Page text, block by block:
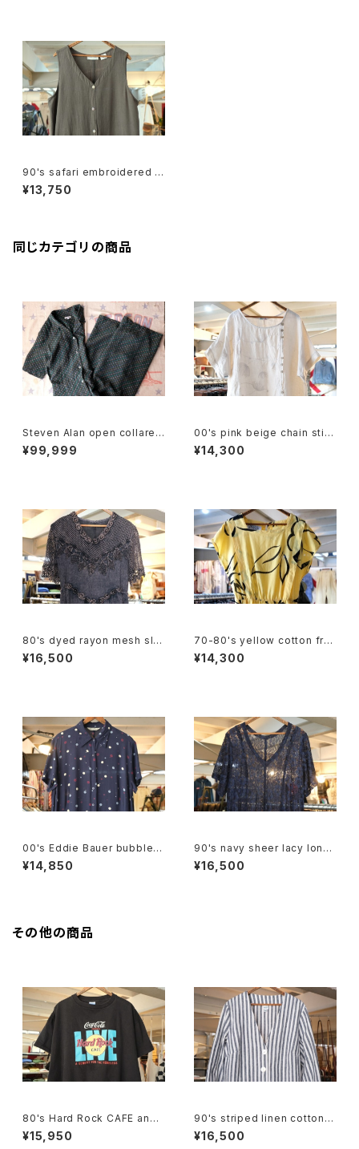
90's safari embroidered m
axi jumper Dress
¥13,750
同じカテゴリの商品
Steven Alan open collared
Jumpsuit "green"
¥99,999
00's pink beige chain stitc
hed linen pullover Dress
¥14,300
80's dyed rayon mesh sle
eve long Dress
¥16,500
70-80's yellow cotton fre
nch sleeve blouse Dress
¥14,300
00's Eddie Bauer bubble d
ot rayon shirt maxi Dress
¥14,850
90's navy sheer lacy long
Dress
¥16,500
その他の商品
80's Hard Rock CAFE and
Coca-Cola live Tee "Made
in U.S.A."
¥15,950
90's striped linen cotton V
-neck Jacket
¥16,500